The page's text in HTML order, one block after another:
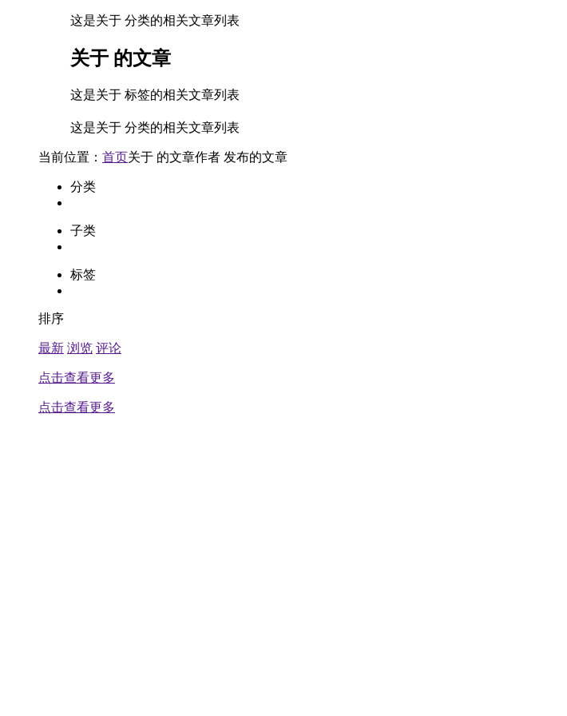
这是关于 分类的相关文章列表
关于 的文章
这是关于 标签的相关文章列表
这是关于 分类的相关文章列表
当前位置： 首页关于 的文章作者 发布的文章
分类
子类
标签
排序
最新 浏览 评论
点击查看更多
点击查看更多